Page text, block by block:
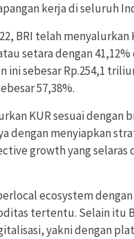
kerja di seluruh
BRI telah menyalurkan
setara dengan
sebesar Rp.254,1
57,38%.
KUR sesuai dengan
dengan menyiapkan
growth yang
ecosystem
tertentu. Selain itu
yakni dengan